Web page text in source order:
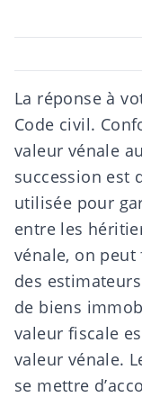
La réponse à
Code civil.
valeur vénale
succession est
utilisée pour
entre les
vénale, on
des
de biens
valeur fiscale
valeur vénale.
se mettre